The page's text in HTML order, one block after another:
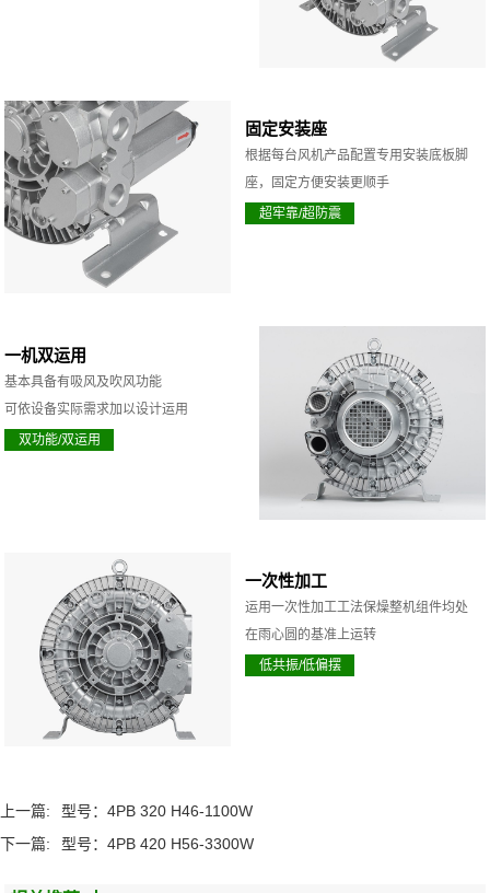
固定安装座
根据每台风机产品配置专用安装底板脚
座，固定方便安装更顺手
超牢靠/超防震
一机双运用
基本具备有吸风及吹风功能
可依设备实际需求加以设计运用
双功能/双运用
一次性加工
运用一次性加工工法保燥整机组件均处
在雨心圆的基准上运转
低共振/低偏摆
上一篇:
型号：4PB 320 H46-1100W
下一篇:
型号：4PB 420 H56-3300W